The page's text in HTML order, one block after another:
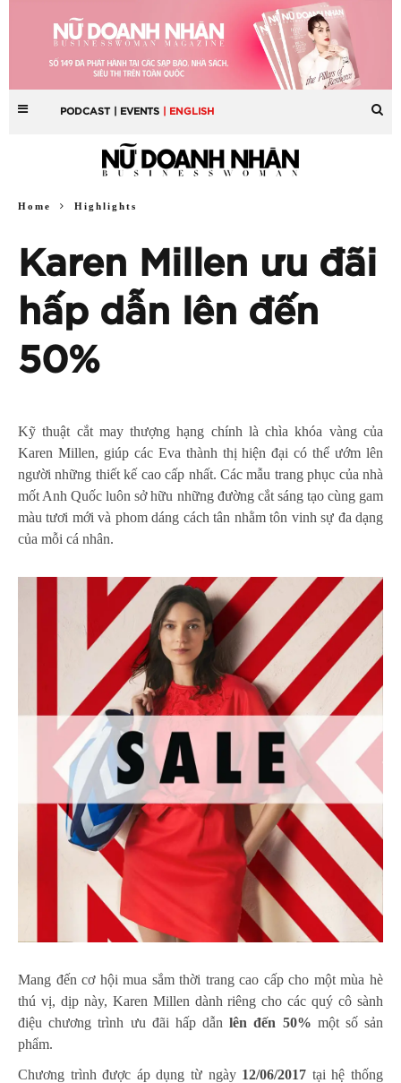
PODCAST | EVENTS | ENGLISH
Home Highlights
Karen Millen ưu đãi
hấp dẫn lên đến
50%
Kỹ thuật cắt may thượng hạng chính là chìa khóa vàng của
Karen Millen, giúp các Eva thành thị hiện đại có thể ướm lên
người những thiết kế cao cấp nhất. Các mẫu trang phục của nhà
mốt Anh Quốc luôn sở hữu những đường cắt sáng tạo cùng gam
màu tươi mới và phom dáng cách tân nhằm tôn vinh sự đa dạng
của mỗi cá nhân.
Mang đến cơ hội mua sắm thời trang cao cấp cho một mùa hè
thú vị, dịp này, Karen Millen dành riêng cho các quý cô sành
điệu chương trình ưu đãi hấp dẫnlên đến 50% một số sản
phẩm.
Chương trình được áp dụng từ ngày12/06/2017 tại hệ thống